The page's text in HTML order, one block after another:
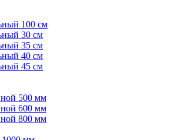
100 см
30 см
35 см
40 см
45 см
500 мм
600 мм
800 мм